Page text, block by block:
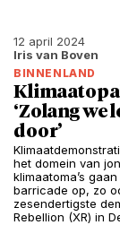
12 april 2024
Iris van Boven
BINNENLAND
‘Zolang we
door’
het domein van
klimaatoma’s
barricade op, zo
zesendertigste
Rebellion (XR) in